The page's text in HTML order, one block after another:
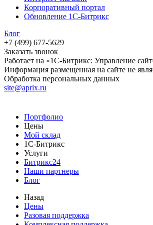
Корпоративный портал
Обновление 1С-Битрикс
Блог
+7 (499) 677-5629
Заказать звонок
Работает на «1С-Битрикс: Управление
Информация размещенная на сайте не
Обработка персональных данных
site@aprix.ru
Портфолио
Цены
Мой склад
1С-Битрикс
Услуги
Битрикс24
Наши партнеры
Блог
Назад
Цены
Разовая поддержка